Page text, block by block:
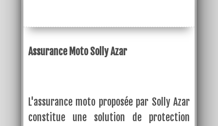
Assurance Moto Solly Azar
L'assurance moto proposée par Solly Azar
constitue une solution de protection